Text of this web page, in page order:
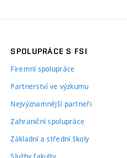
SPOLUPRÁCE S FSI
Firemní spolupráce
Partnerství ve výzkumu
Nejvýznamnější partneři
Zahraniční spolupráce
Základní a střední školy
Služby fakulty